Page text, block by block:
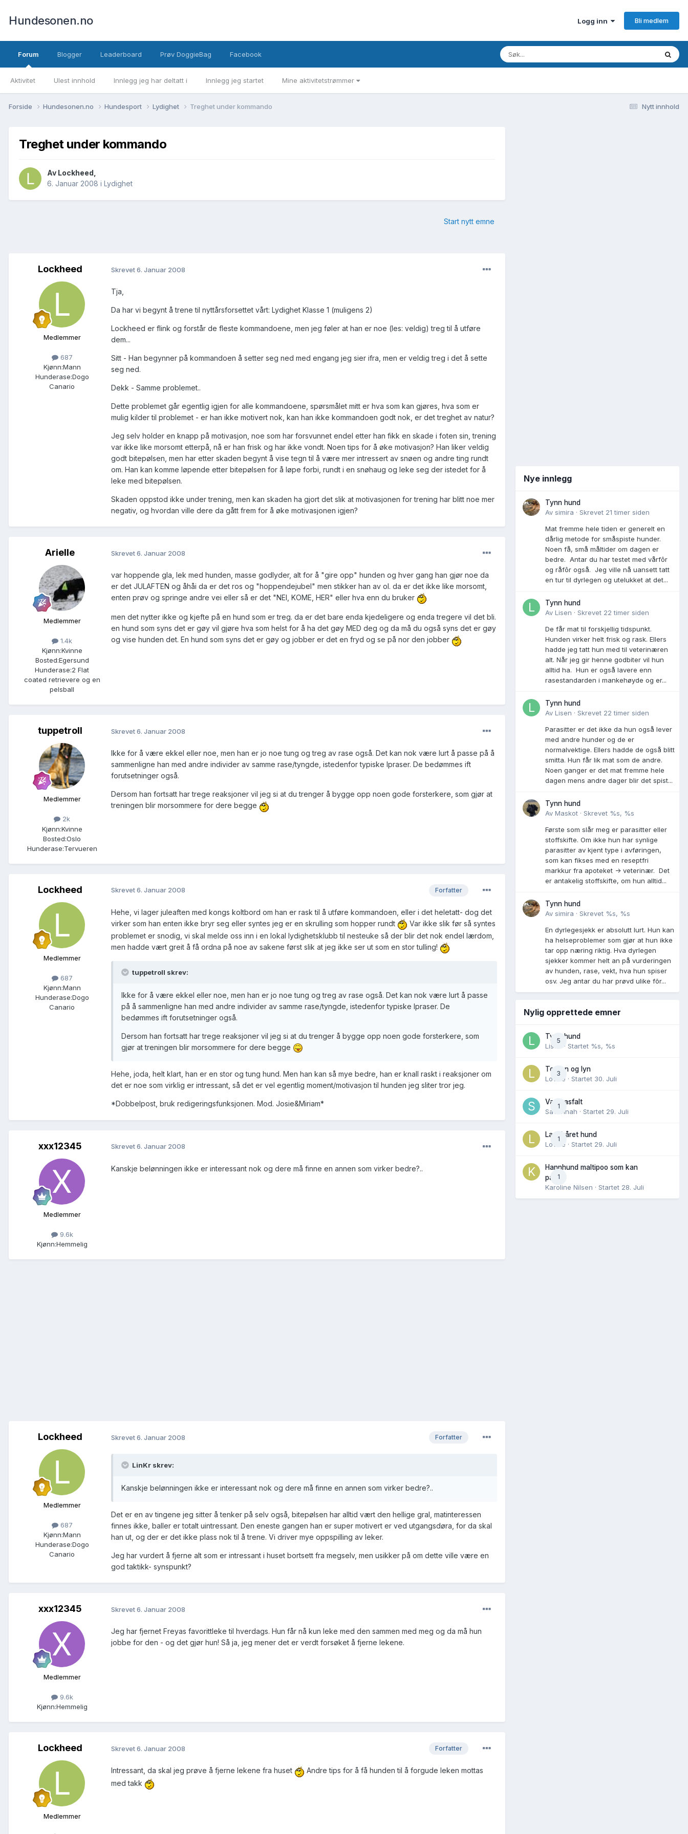
Hundesonen.no Logg inn Bli medlem
Forum
Aktivitet Ulest innhold Innlegg jeg har deltatt i Innlegg jeg startet Mine aktivitetstrømmer
Blogger Leaderboard Prøv DoggieBag Facebook
Nytt innhold
Forside Hundesonen.no Hundesport Lydighet Treghet under kommando
Treghet under kommando
Av Lockheed
6. Januar 2008 i Lydighet
Start nytt emne
Lockheed
Medlemmer
687
Kjønn:Mann
Hunderase:Dogo
Canario
Skrevet6. Januar 2008
Tja,
Da har vi begynt å trene til nyttårsforsettet vårt: Lydighet Klasse 1 (muligens 2)
Lockheed er flink og forstår de fleste kommandoene, men jeg føler at han er noe (les: veldig) treg til å utføre
dem...
Sitt - Han begynner på kommandoen å setter seg ned med engang jeg sier ifra, men er veldig treg i det å sette
seg ned.
Dekk - Samme problemet..
Dette problemet går egentlig igjen for alle kommandoene, spørsmålet mitt er hva som kan gjøres, hva som er
mulig kilder til problemet - er han ikke motivert nok, kan han ikke kommandoen godt nok, er det treghet av natur?
Jeg selv holder en knapp på motivasjon, noe som har forsvunnet endel etter han fikk en skade i foten sin, trening
var ikke like morsomt etterpå, nå er han frisk og har ikke vondt. Noen tips for å øke motivasjon? Han liker veldig
godt bitepølsen, men har etter skaden begynt å vise tegn til å være mer intressert av snøen og andre ting rundt
om. Han kan komme løpende etter bitepølsen for å løpe forbi, rundt i en snøhaug og leke seg der istedet for å
leke med bitepølsen.
Skaden oppstod ikke under trening, men kan skaden ha gjort det slik at motivasjonen for trening har blitt noe mer
negativ, og hvordan ville dere da gått frem for å øke motivasjonen igjen?
Arielle
Medlemmer
1.4k
Kjønn:Kvinne
Bosted:Egersund
Hunderase:2 Flat
coated retrievere og en
pelsball
Skrevet6. Januar 2008
var hoppende gla, lek med hunden, masse godlyder, alt for å "gire opp" hunden og hver gang han gjør noe da
er det JULAFTEN og åhåi da er det ros og "hoppendejubel" men stikker han av ol. da er det ikke like morsomt,
enten prøv og springe andre vei eller så er det "NEI, KOME, HER" eller hva enn du bruker
men det nytter ikke og kjefte på en hund som er treg. da er det bare enda kjedeligere og enda tregere vil det bli.
en hund som syns det er gøy vil gjøre hva som helst for å ha det gøy MED deg og da må du også syns det er gøy
og vise hunden det. En hund som syns det er gøy og jobber er det en fryd og se på nor den jobber
tuppetroll
Medlemmer
2k
Kjønn:Kvinne
Bosted:Oslo
Hunderase:Tervueren
Skrevet6. Januar 2008
Ikke for å være ekkel eller noe, men han er jo noe tung og treg av rase også. Det kan nok være lurt å passe på å
sammenligne han med andre individer av samme rase/tyngde, istedenfor typiske lpraser. De bedømmes ift
forutsetninger også.
Dersom han fortsatt har trege reaksjoner vil jeg si at du trenger å bygge opp noen gode forsterkere, som gjør at
treningen blir morsommere for dere begge
Lockheed
Medlemmer
687
Kjønn:Mann
Hunderase:Dogo
Canario
Forfatter
Skrevet6. Januar 2008
Hehe, vi lager juleaften med kongs koltbord om han er rask til å utføre kommandoen, eller i det heletatt- dog det
virker som han enten ikke bryr seg eller syntes jeg er en skrulling som hopper rundt
Var ikke slik før så syntes
problemet er snodig, vi skal melde oss inn i en lokal lydighetsklubb til nesteuke så der blir det nok endel lærdom,
men hadde vært greit å få ordna på noe av sakene først slik at jeg ikke ser ut som en stor tulling!
tuppetroll skrev:
Ikke for å være ekkel eller noe, men han er jo noe tung og treg av rase også. Det kan nok være lurt å passe
på å sammenligne han med andre individer av samme rase/tyngde, istedenfor typiske lpraser. De
bedømmes ift forutsetninger også.
Dersom han fortsatt har trege reaksjoner vil jeg si at du trenger å bygge opp noen gode forsterkere, som
gjør at treningen blir morsommere for dere begge
Hehe, joda, helt klart, han er en stor og tung hund. Men han kan så mye bedre, han er knall raskt i reaksjoner om
det er noe som virklig er intressant, så det er vel egentlig moment/motivasjon til hunden jeg sliter tror jeg.
*Dobbelpost, bruk redigeringsfunksjonen. Mod. Josie&Miriam*
xxx12345
Medlemmer
9.6k
Kjønn:Hemmelig
Skrevet6. Januar 2008
Kanskje belønningen ikke er interessant nok og dere må finne en annen som virker bedre?..
Lockheed
Medlemmer
687
Kjønn:Mann
Hunderase:Dogo
Canario
Forfatter
Skrevet6. Januar 2008
LinKr skrev:
Kanskje belønningen ikke er interessant nok og dere må finne en annen som virker bedre?..
Det er en av tingene jeg sitter å tenker på selv også, bitepølsen har alltid vært den hellige gral, matinteressen
finnes ikke, baller er totalt uintressant. Den eneste gangen han er super motivert er ved utgangsdøra, for da skal
han ut, og der er det ikke plass nok til å trene. Vi driver mye oppspilling av leker.
Jeg har vurdert å fjerne alt som er intressant i huset bortsett fra megselv, men usikker på om dette ville være en
god taktikk- synspunkt?
xxx12345
Medlemmer
9.6k
Kjønn:Hemmelig
Skrevet6. Januar 2008
Jeg har fjernet Freyas favorittleke til hverdags. Hun får nå kun leke med den sammen med meg og da må hun
jobbe for den - og det gjør hun! Så ja, jeg mener det er verdt forsøket å fjerne lekene.
Lockheed
Medlemmer
Forfatter
Skrevet6. Januar 2008
Intressant, da skal jeg prøve å fjerne lekene fra huset
Andre tips for å få hunden til å forgude leken mottas
med takk
Nye innlegg
Tynn hund
Av simira · Skrevet 21 timer siden
Mat fremme hele tiden er generelt en
dårlig metode for småspiste hunder.
Noen få, små måltider om dagen er
bedre. Antar du har testet med vårfôr
og råfôr også. Jeg ville nå uansett tatt
en tur til dyrlegen og utelukket at det...
Tynn hund
Av Lisen · Skrevet 22 timer siden
De får mat til forskjellig tidspunkt.
Hunden virker helt frisk og rask. Ellers
hadde jeg tatt hun med til veterinæren
alt. Når jeg gir henne godbiter vil hun
alltid ha. Hun er også lavere enn
rasestandarden i mankehøyde og er...
Tynn hund
Av Lisen · Skrevet 22 timer siden
Parasitter er det ikke da hun også lever
med andre hunder og de er
normalvektige. Ellers hadde de også blitt
smitta. Hun får lik mat som de andre.
Noen ganger er det mat fremme hele
dagen mens andre dager blir det spist...
Tynn hund
Av Maskot · Skrevet %s, %s
Første som slår meg er parasitter eller
stoffskifte. Om ikke hun har synlige
parasitter av kjent type i avføringen,
som kan fikses med en reseptfri
markkur fra apoteket -> veterinær. Det
er antakelig stoffskifte, om hun alltid...
Tynn hund
Av simira · Skrevet %s, %s
En dyrlegesjekk er absolutt lurt. Hun kan
ha helseproblemer som gjør at hun ikke
tar opp næring riktig. Hva dyrlegen
sjekker kommer helt an på vurderingen
av hunden, rase, vekt, hva hun spiser
osv. Jeg antar du har prøvd ulike fõr...
Nylig opprettede emner
5
Tynn hund
Lisen
· Startet %s, %s
3
Torden og lyn
Lovise · Startet 30. Juli
1
Varm asfalt
Savannah · Startet 29. Juli
1
Langhåret hund
Lovise · Startet 29. Juli
1
Hannhund maltipoo som kan
parres
Karoline Nilsen · Startet 28. Juli